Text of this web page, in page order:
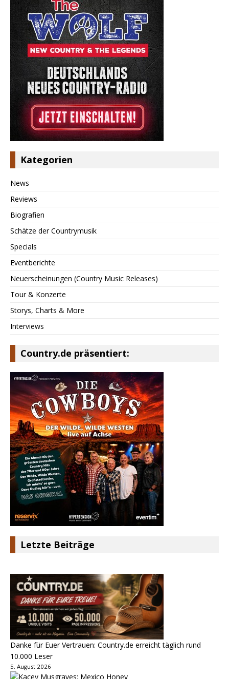
Kategorien
News
Reviews
Biografien
Schätze der Countrymusik
Specials
Eventberichte
Neuerscheinungen (Country Music Releases)
Tour & Konzerte
Storys, Charts & More
Interviews
Country.de präsentiert:
Letzte Beiträge
Danke für Euer Vertrauen: Country.de erreicht täglich rund
10.000 Leser
5. August 2026